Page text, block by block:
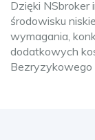
Dzięki
środowisku
wymagania,
dodatkowych
Bezryzykowego